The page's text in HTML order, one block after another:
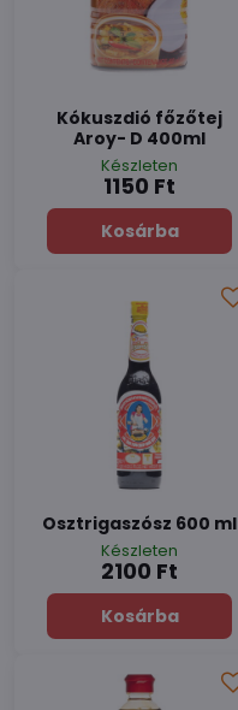
Kókuszdió főzőtej
Aroy- D 400ml
Készleten
1150 Ft
Kosárba
Osztrigaszósz 600 ml
Készleten
2100 Ft
Kosárba